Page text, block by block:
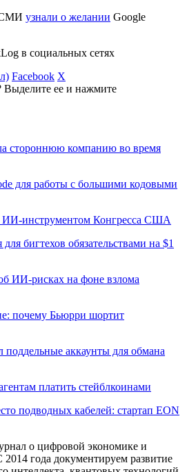
СМИ узнали о желании Google
в социальных сетях
Facebook X
ее и нажмите
стороннюю компанию во время
для работы с большими кодовыми
ИИ-инструментом Конгресса США
бигтехов обязательствами на $1
ИИ-рисках на фоне взлома
почему Бьюрри шортит
поддельные аккаунты для обмана
платить стейблкоинами
подводных кабелей: стартап EON
о цифровой экономике и
года документируем развитие